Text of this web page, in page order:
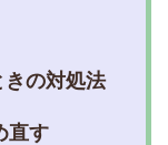
きの対処法
直す